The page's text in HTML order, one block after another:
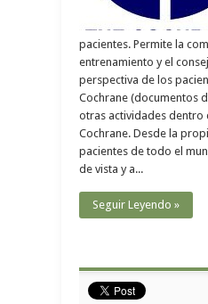
pacientes. Permite la
entrenamiento y el
perspectiva de los
Cochrane (documentos
otras actividades dentro
Cochrane. Desde la
pacientes de todo el
de vista y a...
Seguir Leyendo »